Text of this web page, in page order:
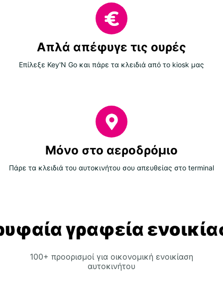
Απλά απέφυγε τις ουρές
Επίλεξε Key'N Go και πάρε τα κλειδιά από το kiosk μας
Μόνο στο αεροδρόμιο
Πάρε τα κλειδιά του αυτοκινήτου σου απευθείας στο terminal
γραφεία
100+ προορισμοί για οικονομική ενοικίαση
αυτοκινήτου